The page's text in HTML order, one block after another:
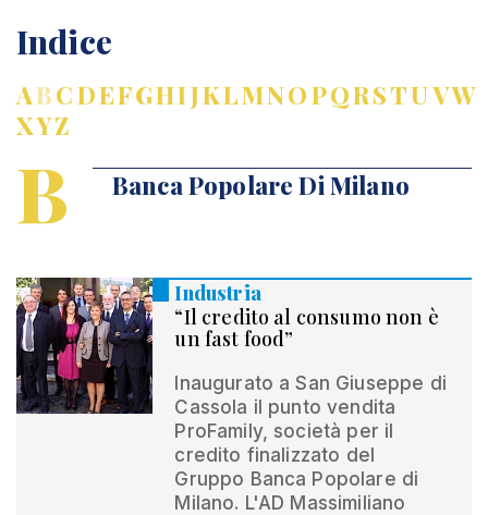
Indice
ABCDEFGHIJKLMNOPQRSTUVW
XYZ
B Banca Popolare Di Milano
Industria
“Il credito al consumo non è
un fast food”
Inaugurato a San Giuseppe di
Cassola il punto vendita
ProFamily, società per il
credito finalizzato del
Gruppo Banca Popolare di
Milano. L'AD Massimiliano